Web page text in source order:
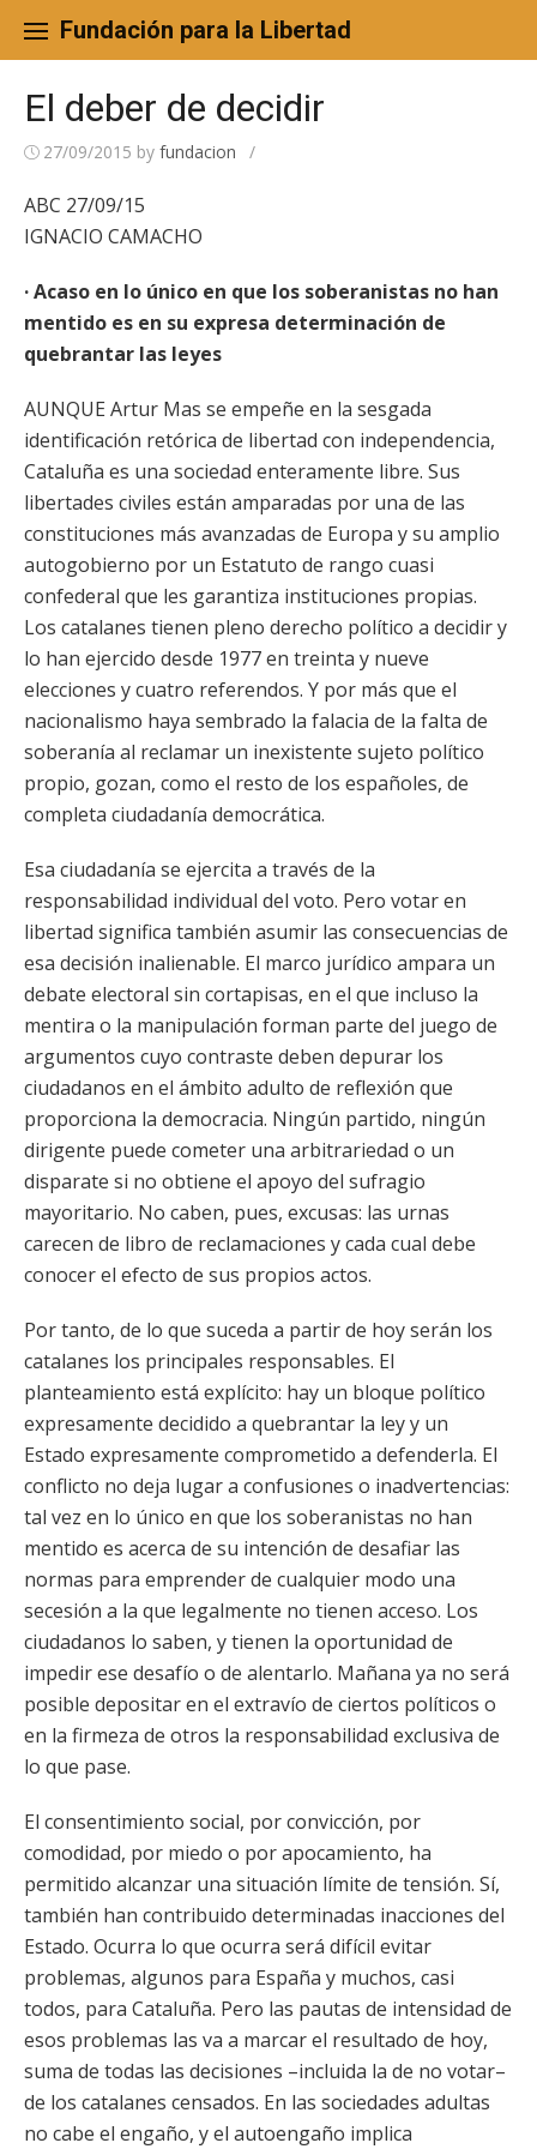
content
Fundación para la Libertad
El deber de decidir
27/09/2015 by fundacion /
ABC 27/09/15
IGNACIO CAMACHO
· Acaso en lo único en que los soberanistas no han
mentido es en su expresa determinación de
quebrantar las leyes
AUNQUE Artur Mas se empeñe en la sesgada
identificación retórica de libertad con independencia,
Cataluña es una sociedad enteramente libre. Sus
libertades civiles están amparadas por una de las
constituciones más avanzadas de Europa y su amplio
autogobierno por un Estatuto de rango cuasi
confederal que les garantiza instituciones propias.
Los catalanes tienen pleno derecho político a decidir y
lo han ejercido desde 1977 en treinta y nueve
elecciones y cuatro referendos. Y por más que el
nacionalismo haya sembrado la falacia de la falta de
soberanía al reclamar un inexistente sujeto político
propio, gozan, como el resto de los españoles, de
completa ciudadanía democrática.
Esa ciudadanía se ejercita a través de la
responsabilidad individual del voto. Pero votar en
libertad significa también asumir las consecuencias de
esa decisión inalienable. El marco jurídico ampara un
debate electoral sin cortapisas, en el que incluso la
mentira o la manipulación forman parte del juego de
argumentos cuyo contraste deben depurar los
ciudadanos en el ámbito adulto de reflexión que
proporciona la democracia. Ningún partido, ningún
dirigente puede cometer una arbitrariedad o un
disparate si no obtiene el apoyo del sufragio
mayoritario. No caben, pues, excusas: las urnas
carecen de libro de reclamaciones y cada cual debe
conocer el efecto de sus propios actos.
Por tanto, de lo que suceda a partir de hoy serán los
catalanes los principales responsables. El
planteamiento está explícito: hay un bloque político
expresamente decidido a quebrantar la ley y un
Estado expresamente comprometido a defenderla. El
conflicto no deja lugar a confusiones o inadvertencias:
tal vez en lo único en que los soberanistas no han
mentido es acerca de su intención de desafiar las
normas para emprender de cualquier modo una
secesión a la que legalmente no tienen acceso. Los
ciudadanos lo saben, y tienen la oportunidad de
impedir ese desafío o de alentarlo. Mañana ya no será
posible depositar en el extravío de ciertos políticos o
en la firmeza de otros la responsabilidad exclusiva de
lo que pase.
El consentimiento social, por convicción, por
comodidad, por miedo o por apocamiento, ha
permitido alcanzar una situación límite de tensión. Sí,
también han contribuido determinadas inacciones del
Estado. Ocurra lo que ocurra será difícil evitar
problemas, algunos para España y muchos, casi
todos, para Cataluña. Pero las pautas de intensidad de
esos problemas las va a marcar el resultado de hoy,
suma de todas las decisiones –incluida la de no votar–
de los catalanes censados. En las sociedades adultas
no cabe el engaño, y el autoengaño implica